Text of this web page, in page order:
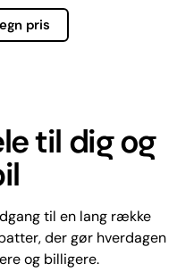
pris
til dig og
til en lang række
der gør hverdagen
og billigere.